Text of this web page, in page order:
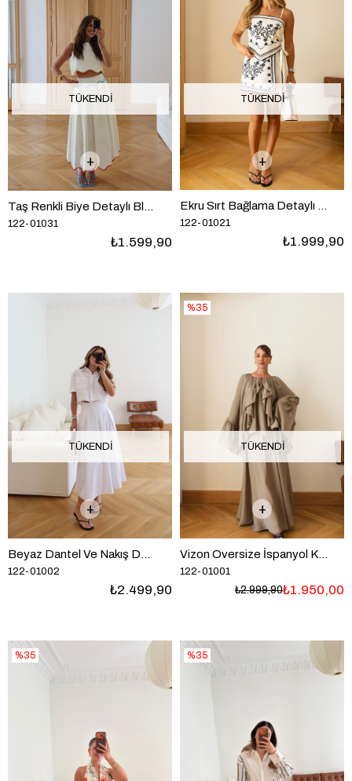
TÜKENDI
Taş Renkli Biye Detaylı Bluz Etek Takım
122-01031
₺1.599,90
TÜKENDI
Ekru Sırt Bağlama Detaylı Bluz Etek Nakışlı Takım
122-01021
₺1.999,90
TÜKENDI
Beyaz Dantel Ve Nakış Detaylı Gömlek Etek Takım
122-01002
₺2.499,90
TÜKENDI
Vizon Oversize İspanyol Kol Bluz Etek Takım
122-01001
₺1.950,00
₺2.999,90
%35
%35 %35